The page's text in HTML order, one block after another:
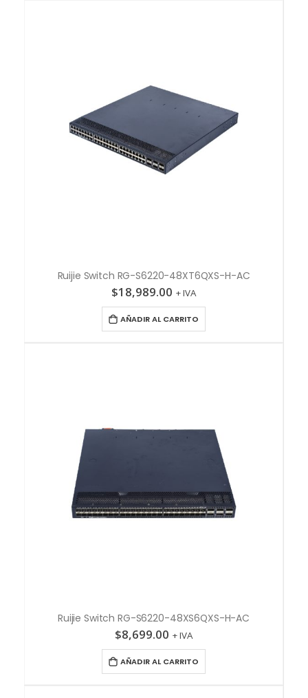
Ruijie Switch RG-S6220-48XT6QXS-H-AC
$18,989.00 + IVA
AÑADIR AL CARRITO
Ruijie Switch RG-S6220-48XS6QXS-H-AC
$8,699.00 + IVA
AÑADIR AL CARRITO